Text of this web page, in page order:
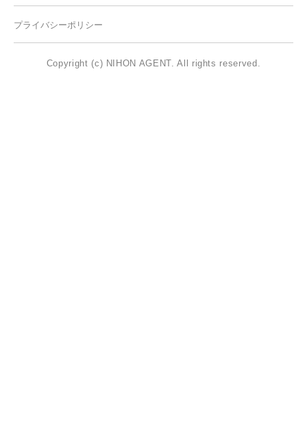
プライバシーポリシー
Copyright (c) NIHON AGENT. All rights reserved.